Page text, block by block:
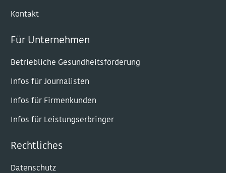
Kontakt
Für Unternehmen
Betriebliche Gesundheitsförderung
Infos für Journalisten
Infos für Firmenkunden
Infos für Leistungserbringer
Rechtliches
Datenschutz